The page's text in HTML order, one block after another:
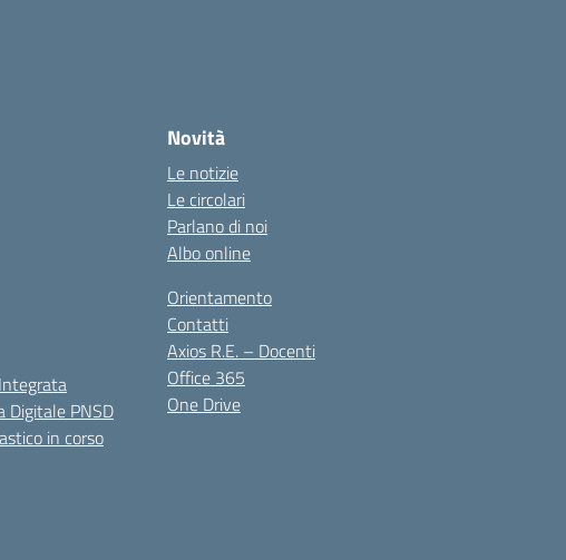
Digitale PNSD
in corso
Novità
Le notizie
Le circolari
Parlano di noi
Albo online
Orientamento
Contatti
Axios R.E. – Docenti
Office 365
One Drive